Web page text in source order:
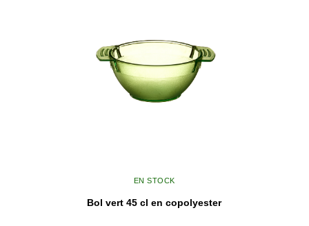
EN STOCK
Bol vert 45 cl en copolyester